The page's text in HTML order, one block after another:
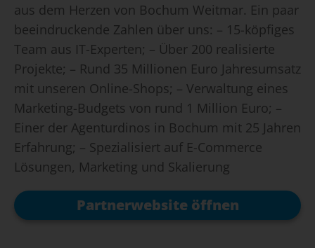
aus dem Herzen von Bochum Weitmar. Ein paar
beeindruckende Zahlen über uns: – 15-köpfiges
Team aus IT-Experten; – Über 200 realisierte
Projekte; – Rund 35 Millionen Euro Jahresumsatz
mit unseren Online-Shops; – Verwaltung eines
Marketing-Budgets von rund 1 Million Euro; –
Einer der Agenturdinos in Bochum mit 25 Jahren
Erfahrung; – Spezialisiert auf E-Commerce
Lösungen, Marketing und Skalierung
Partnerwebsite öffnen